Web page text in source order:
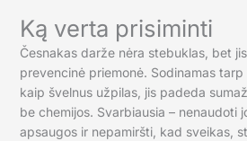
Ką verta prisiminti
Česnakas darže nėra stebuklas, bet
prevencinė priemonė. Sodinamas
kaip švelnus užpilas, jis padeda
be chemijos. Svarbiausia – nenaudoti
apsaugos ir nepamiršti, kad sveikas,